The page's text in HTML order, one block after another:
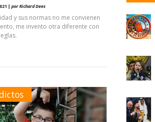
| por Richard Dees
y sus normas no me convienen
me invento otra diferente con